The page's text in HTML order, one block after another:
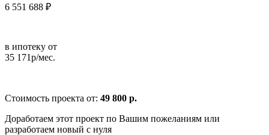
6 551 688 ₽
в ипотеку от
35 171р/мес.
Стоимость проекта от: 49 800 р.
Доработаем этот проект по Вашим пожеланиям или
разработаем новый с нуля